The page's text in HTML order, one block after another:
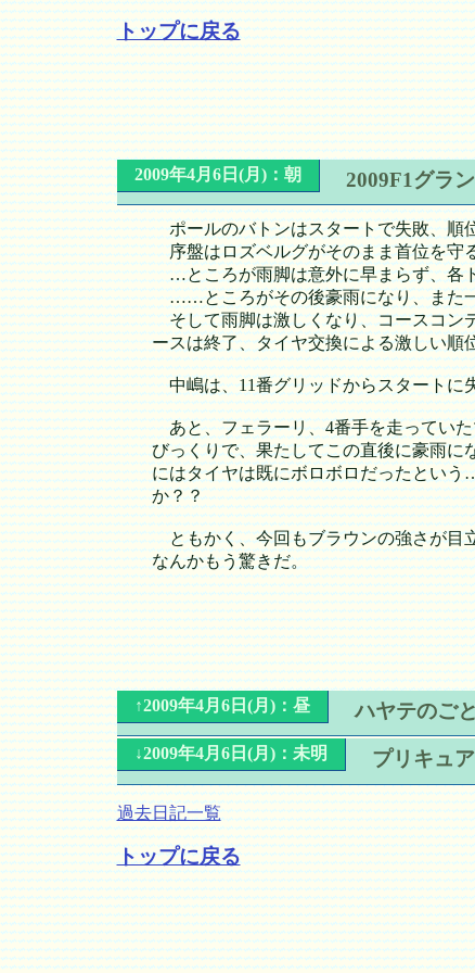
トップに戻る
2009年4月6日(月)：朝 2009F1グラ
ポールのバトンはスタートで失敗、順
序盤はロズベルグがそのまま首位を守
…ところが雨脚は意外に早まらず、各
……ところがその後豪雨になり、また一
そして雨脚は激しくなり、コースコン
ースは終了、タイヤ交換による激しい順
中嶋は、11番グリッドからスタートに
あと、フェラーリ、4番手を走っていた
びっくりで、果たしてこの直後に豪雨に
にはタイヤは既にボロボロだったとい
か？？
ともかく、今回もブラウンの強さが目
なんかもう驚きだ。
↑2009年4月6日(月)：昼 ハヤテのご
↓2009年4月6日(月)：未明 プリキュ
過去日記一覧
トップに戻る